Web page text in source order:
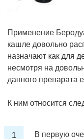
Применение
кашле довольно
назначают как для
несмотря на
данного препарата
К ним относится
В первую